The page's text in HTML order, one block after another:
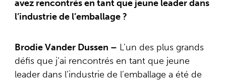
avez rencontrés en tant que jeune leader dans
l’industrie de l’emballage ?
Brodie Vander Dussen – L’un des plus grands
défis que j’ai rencontrés en tant que jeune
leader dans l’industrie de l’emballage a été de